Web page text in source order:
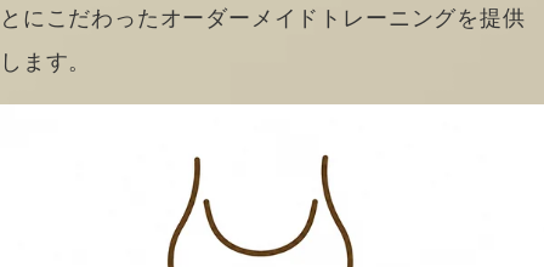
とにこだわったオーダーメイドトレーニングを提供
します。